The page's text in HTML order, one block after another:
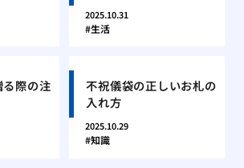
2025.10.31
生活
際の注
不祝儀袋の正しいお札の
入れ方
2025.10.29
知識